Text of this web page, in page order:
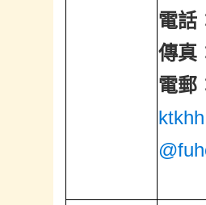
電話
傳真
電郵
ktkhh